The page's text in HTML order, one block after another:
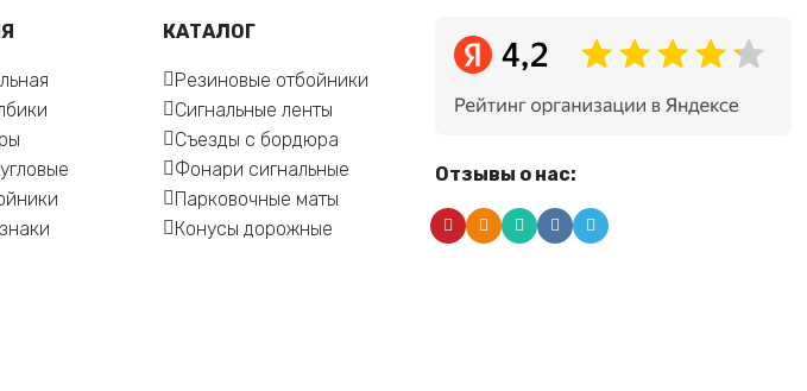
КАТАЛОГ
Резиновые отбойники
Сигнальные ленты
Съезды с бордюра
Фонари сигнальные
Парковочные маты
Конусы дорожные
Отзывы о нас: